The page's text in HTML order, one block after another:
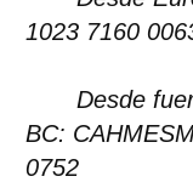
1023 7160
Desde fuera
BC:
0752